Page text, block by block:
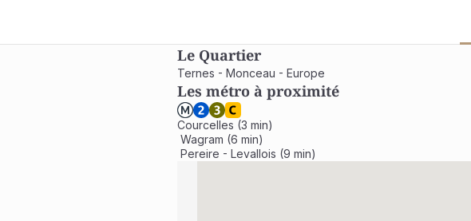
Le Quartier
Ternes - Monceau - Europe
Les métro à proximité
Courcelles (3 min)
Pereire - Levallois (9 min)